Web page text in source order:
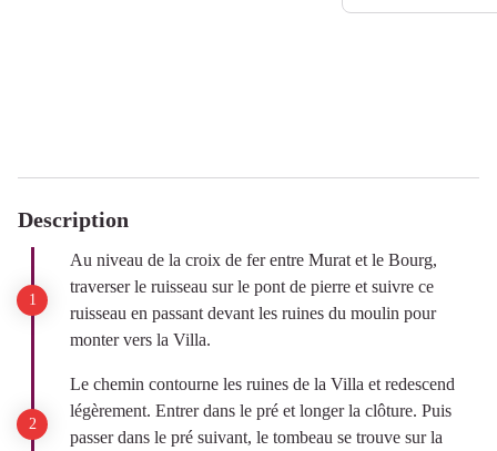
Description
Au niveau de la croix de fer entre Murat et le Bourg,
traverser le ruisseau sur le pont de pierre et suivre ce
ruisseau en passant devant les ruines du moulin pour
monter vers la Villa.
Le chemin contourne les ruines de la Villa et redescend
légèrement. Entrer dans le pré et longer la clôture. Puis
passer dans le pré suivant, le tombeau se trouve sur la